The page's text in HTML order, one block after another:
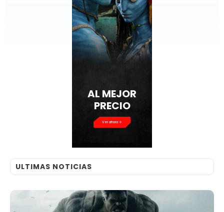
AL MEJOR
PRECIO
Ver ahora
ULTIMAS NOTICIAS